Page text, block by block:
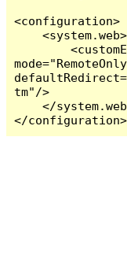
<configuration>
    <system.web>
        <customErrors
tm"/>
    </system.web>
</configuration>